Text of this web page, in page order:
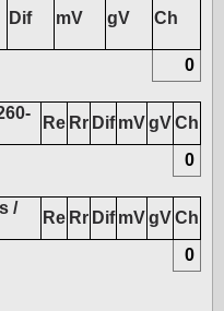
Dif mV gV Ch
0
Re Rr Dif mVgVCh
0
/
Re Rr Dif mVgVCh
0